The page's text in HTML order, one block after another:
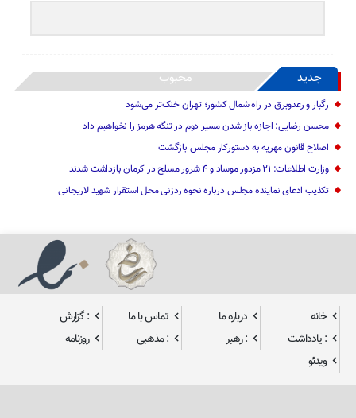
جدید محبوب
رگبار و رعدوبرق در راه شمال کشور؛ تهران خنک‌تر می‌شود
محسن رضایی: اجازه باز شدن مسیر دوم در تنگه هرمز را نخواهیم داد
اصلاح قانون مهریه به دستورکار مجلس بازگشت
وزارت اطلاعات: ۲۱ مزدور موساد و ۴ شرور مسلح در کرمان بازداشت شدند
تکذیب ادعای نماینده مجلس درباره نحوه ردزنی محل استقرار شهید لاریجانی
خانه درباره ما تماس با ما
: گزارش
: یادداشت
: رهبر : مذهبی
روزنامه
ویدئو